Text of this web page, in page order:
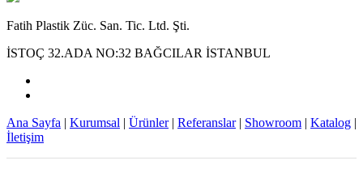
Fatih Plastik Züc. San. Tic. Ltd. Şti.
İSTOÇ 32.ADA NO:32 BAĞCILAR İSTANBUL
Ana Sayfa | Kurumsal | Ürünler| Referanslar| Showroom | Katalog |
İletişim